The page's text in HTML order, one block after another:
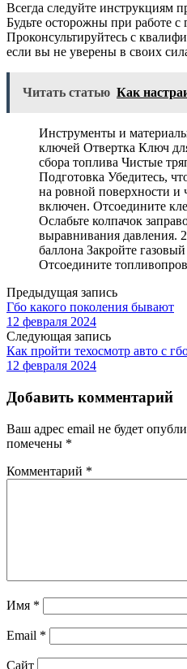
Всегда следуйте инструкциям
Будьте осторожны при работе с
Проконсультируйтесь с
если вы не уверены в своих
Читать статью Как
Инструменты и
ключей Отвертка Ключ
сбора топлива Чистые
Подготовка Убедитесь,
на ровной поверхности и
включен. Отсоедините
Ослабьте колпачок
выравнивания давления.
баллона Закройте
Отсоедините
Предыдущая запись
Гбо какого поколения бывают
12 февраля 2024
Следующая запись
Как пройти техосмотр авто с
12 февраля 2024
Добавить комментарий
Ваш адрес email не будет
помечены *
Комментарий *
Имя *
Email *
Сайт